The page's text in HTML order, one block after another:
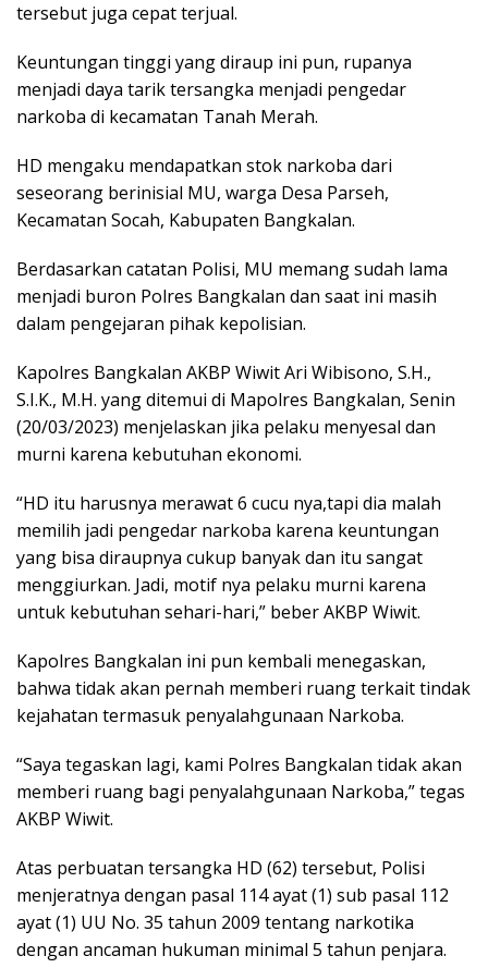
tersebut juga cepat terjual.
Keuntungan tinggi yang diraup ini pun, rupanya
menjadi daya tarik tersangka menjadi pengedar
narkoba di kecamatan Tanah Merah.
HD mengaku mendapatkan stok narkoba dari
seseorang berinisial MU, warga Desa Parseh,
Kecamatan Socah, Kabupaten Bangkalan.
Berdasarkan catatan Polisi, MU memang sudah lama
menjadi buron Polres Bangkalan dan saat ini masih
dalam pengejaran pihak kepolisian.
Kapolres Bangkalan AKBP Wiwit Ari Wibisono, S.H.,
S.I.K., M.H. yang ditemui di Mapolres Bangkalan, Senin
(20/03/2023) menjelaskan jika pelaku menyesal dan
murni karena kebutuhan ekonomi.
“HD itu harusnya merawat 6 cucu nya,tapi dia malah
memilih jadi pengedar narkoba karena keuntungan
yang bisa diraupnya cukup banyak dan itu sangat
menggiurkan. Jadi, motif nya pelaku murni karena
untuk kebutuhan sehari-hari,” beber AKBP Wiwit.
Kapolres Bangkalan ini pun kembali menegaskan,
bahwa tidak akan pernah memberi ruang terkait tindak
kejahatan termasuk penyalahgunaan Narkoba.
“Saya tegaskan lagi, kami Polres Bangkalan tidak akan
memberi ruang bagi penyalahgunaan Narkoba,” tegas
AKBP Wiwit.
Atas perbuatan tersangka HD (62) tersebut, Polisi
menjeratnya dengan pasal 114 ayat (1) sub pasal 112
ayat (1) UU No. 35 tahun 2009 tentang narkotika
dengan ancaman hukuman minimal 5 tahun penjara.